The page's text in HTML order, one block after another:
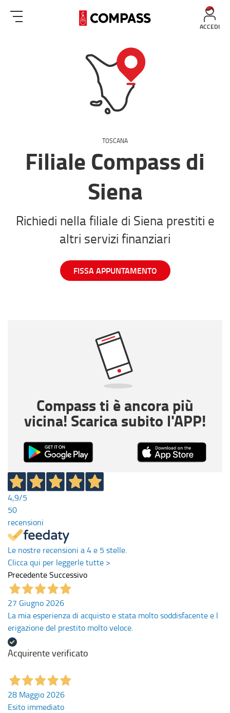
ACCEDI
TOSCANA
Filiale Compass di
Siena
Richiedi nella filiale di Siena prestiti e
altri servizi finanziari
FISSA APPUNTAMENTO
Compass ti è ancora più
vicina! Scarica subito l'APP!
4,9/5
50
recensioni
Le nostre recensioni a 4 e 5 stelle.
Clicca qui per leggerle tutte >
PrecedenteSuccessivo
27 Giugno 2026
La mia esperienza di acquisto e stata molto soddisfacente e l
erigazione del prestito molto veloce.
Acquirente verificato
28 Maggio 2026
Esito immediato